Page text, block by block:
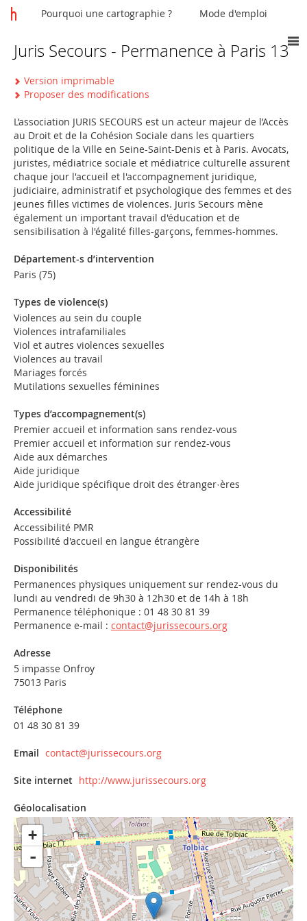
Vous
êtes
ici
Juris Secours - Permanence à Paris 13
Version imprimable
Proposer des modifications
L’association JURIS SECOURS est un acteur majeur de l’Accès
au Droit et de la Cohésion Sociale dans les quartiers
politique de la Ville en Seine-Saint-Denis et à Paris. Avocats,
juristes, médiatrice sociale et médiatrice culturelle assurent
chaque jour l'accueil et l'accompagnement juridique,
judiciaire, administratif et psychologique des femmes et des
jeunes filles victimes de violences. Juris Secours mène
également un important travail d'éducation et de
sensibilisation à l'égalité filles-garçons, femmes-hommes.
Département-s d’intervention
Paris (75)
Types de violence(s)
Violences au sein du couple
Violences intrafamiliales
Viol et autres violences sexuelles
Violences au travail
Mariages forcés
Mutilations sexuelles féminines
Types d’accompagnement(s)
Premier accueil et information sans rendez-vous
Premier accueil et information sur rendez-vous
Aide aux démarches
Aide juridique
Aide juridique spécifique droit des étranger·ères
Accessibilité
Accessibilité PMR
Possibilité d'accueil en langue étrangère
Disponibilités
Permanences physiques uniquement sur rendez-vous du
lundi au vendredi de 9h30 à 12h30 et de 14h à 18h
Permanence téléphonique : 01 48 30 81 39
Permanence e-mail : contact@jurissecours.org
Adresse
5 impasse Onfroy
75013 Paris
Téléphone
01 48 30 81 39
Email contact@jurissecours.org
Site internet http://www.jurissecours.org
Géolocalisation
+
-
Pourquoi une cartographie ? Mode d'emploi